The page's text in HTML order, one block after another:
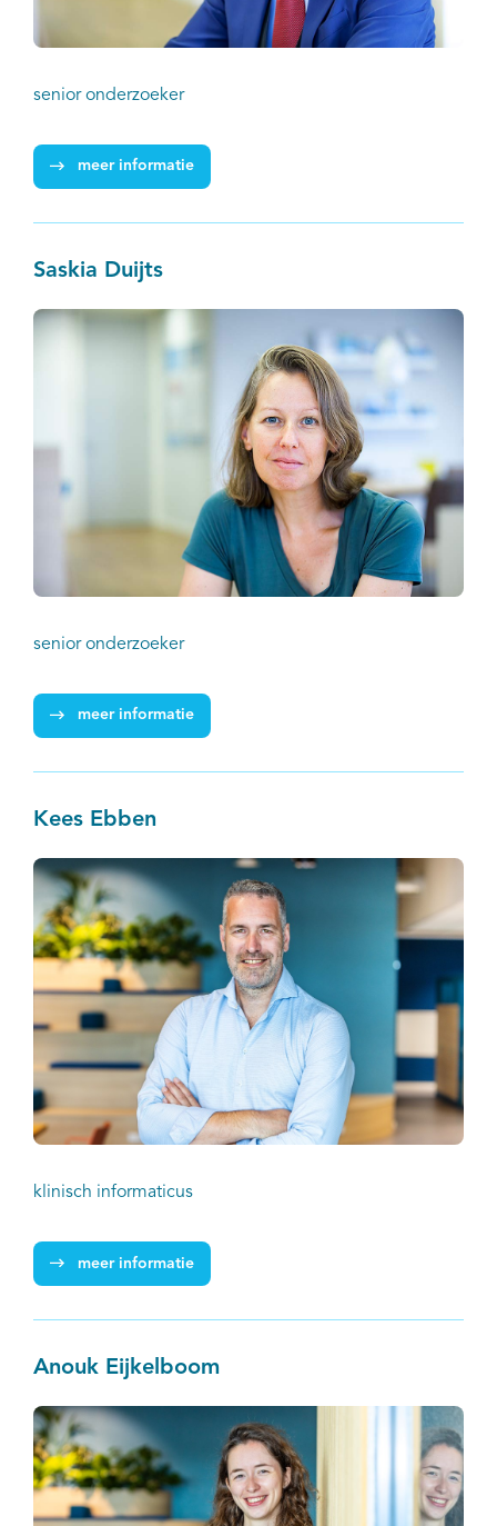
senior onderzoeker
meer informatie
Saskia Duijts
senior onderzoeker
meer informatie
Kees Ebben
klinisch informaticus
meer informatie
Anouk Eijkelboom